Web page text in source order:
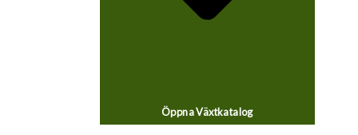
Öppna Växtkatalog